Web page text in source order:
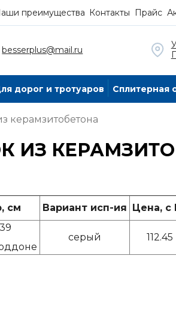
преимущества Контакты Прайс
besserplus@mail.ru
дорог и тротуаров Сплитерная
керамзитобетона
ИЗ
см Вариант исп-ия Цена,
серый 112.45